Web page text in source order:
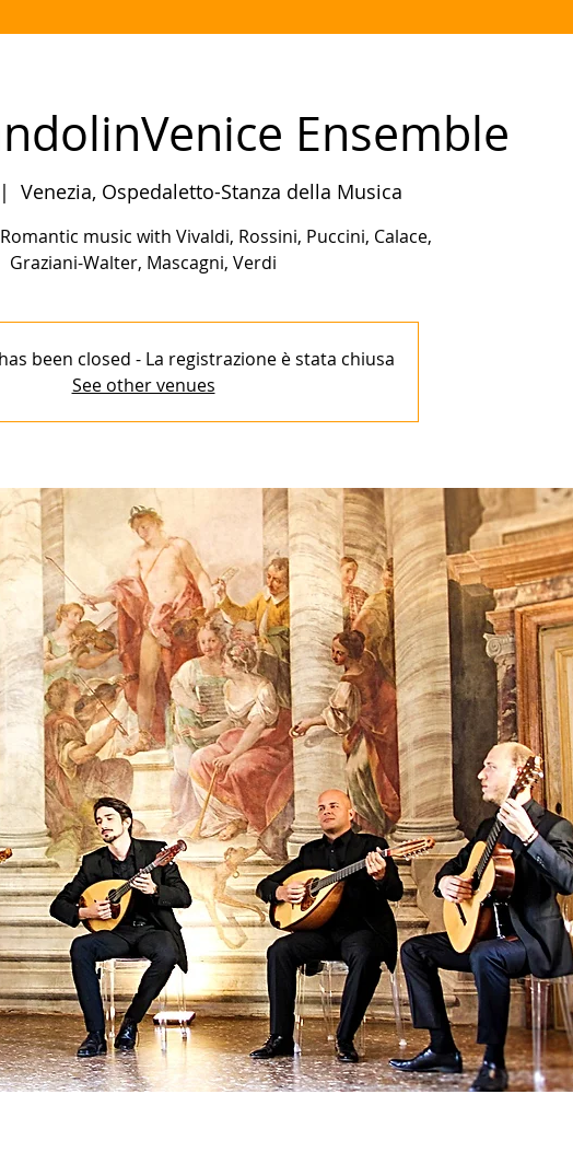
Ensemble
Venezia, Ospedaletto-Stanza della Musica
music with Vivaldi, Rossini, Puccini, Calace,
Graziani-Walter, Mascagni, Verdi
been closed - La registrazione è stata chiusa
See other venues